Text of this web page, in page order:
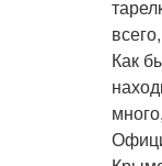
Как